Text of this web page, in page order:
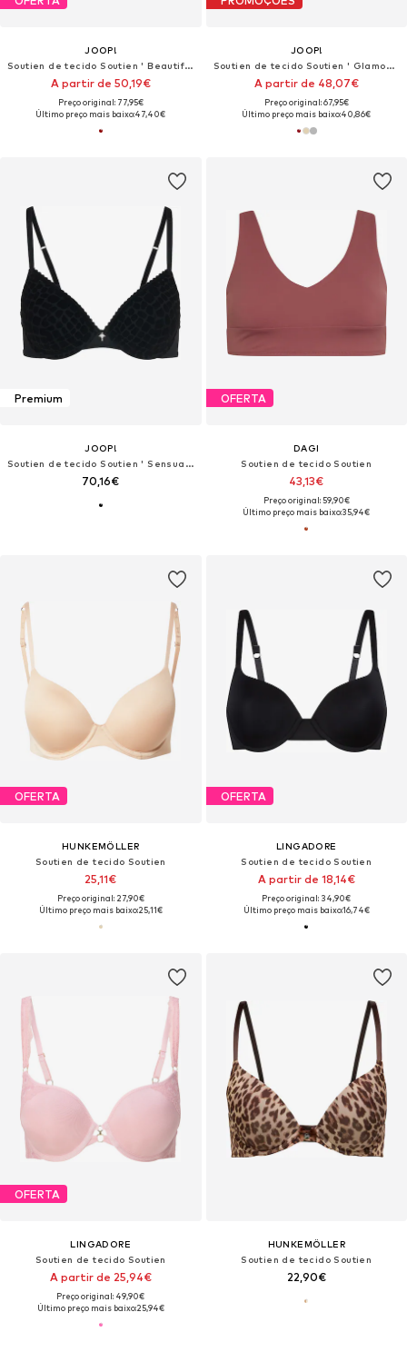
JOOP!
Soutien de tecido Soutien ' Beautiful '
A partir de 50,19€
Preço original: 77,95€
Último preço mais baixo:47,40€
JOOP!
Soutien de tecido Soutien ' Glamour '
A partir de 48,07€
Preço original: 67,95€
Último preço mais baixo:40,86€
Premium
JOOP!
Soutien de tecido Soutien ' Sensual '
70,16€
OFERTA
DAGI
Soutien de tecido Soutien
43,13€
Preço original: 59,90€
Último preço mais baixo:35,94€
OFERTA
HUNKEMÖLLER
Soutien de tecido Soutien
25,11€
Preço original: 27,90€
Último preço mais baixo:25,11€
OFERTA
LINGADORE
Soutien de tecido Soutien
A partir de 18,14€
Preço original: 34,90€
Último preço mais baixo:16,74€
OFERTA
LINGADORE
Soutien de tecido Soutien
A partir de 25,94€
Preço original: 49,90€
Último preço mais baixo:25,94€
HUNKEMÖLLER
Soutien de tecido Soutien
22,90€